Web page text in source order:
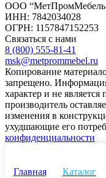
ООО
ИНН: 7842034028
ОГРН: 1157847152253
Связаться с нами
8 (800) 555-81-41
msk@metprommebel.ru
Копирование
запрещено.
характер и не
производитель
изменения в
ухудшающие его
конфиденциальности
Главная Каталог